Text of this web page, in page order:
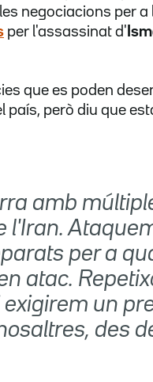
negociacions per a
per l'assassinat d'
que es poden
país, però diu que
amb
l'Iran.
per a
atac.
un
des